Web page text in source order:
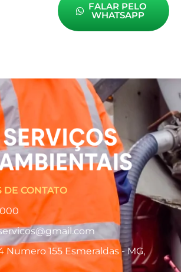
FALAR PELO
WHATSAPP
DE CONTATO
Numero 155 Esmeraldas - MG,